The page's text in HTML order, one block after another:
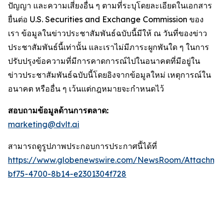
ปัญญา และความเสี่ยงอื่น ๆ ตามที่ระบุโดยละเอียดในเอกสาร
ยื่นต่อ U.S. Securities and Exchange Commission ของ
เรา ข้อมูลในข่าวประชาสัมพันธ์ฉบับนี้มีให้ ณ วันที่ของข่าว
ประชาสัมพันธ์นี้เท่านั้น และเราไม่มีภาระผูกพันใด ๆ ในการ
ปรับปรุงข้อความที่มีการคาดการณ์ไปในอนาคตที่มีอยู่ใน
ข่าวประชาสัมพันธ์ฉบับนี้โดยอิงจากข้อมูลใหม่ เหตุการณ์ใน
อนาคต หรืออื่น ๆ เว้นแต่กฎหมายจะกำหนดไว้
สอบถามข้อมูลด้านการตลาด:
marketing@dvlt.ai
สามารถดูรูปภาพประกอบการประกาศนี้ได้ที่
https://www.globenewswire.com/NewsRoom/
bf75-4700-8b14-e2301304f728